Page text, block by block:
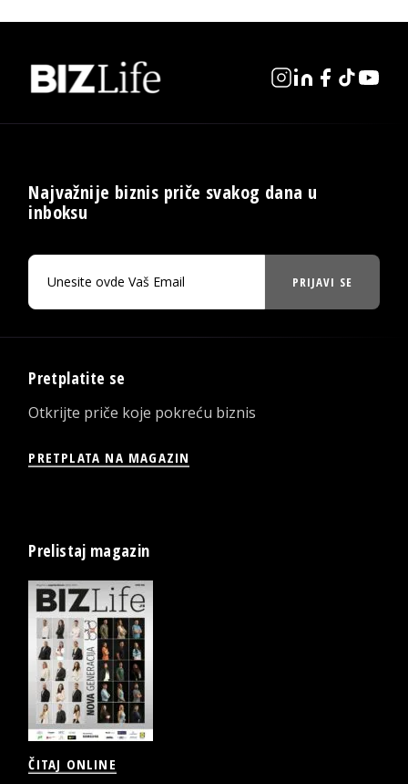
Najvažnije biznis priče svakog dana u
inboksu
PRIJAVI SE
Pretplatite se
Otkrijte priče koje pokreću biznis
PRETPLATA NA MAGAZIN
Prelistaj magazin
ČITAJ ONLINE